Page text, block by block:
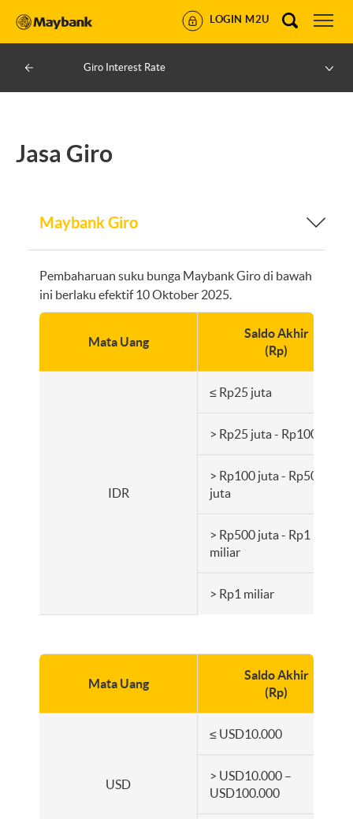
LOGIN M2U
Giro Interest Rate
Jasa Giro
Maybank Giro
Pembaharuan suku bunga Maybank Giro di bawah
ini berlaku efektif 10 Oktober 2025.
Mata Uang
Saldo Akhir
(Rp)
IDR
≤ Rp25 juta
> Rp25 juta - Rp100 juta
> Rp100 juta - Rp500
juta
> Rp500 juta - Rp1
miliar
> Rp1 miliar
Mata Uang
Saldo Akhir
(Rp)
USD
≤ USD10.000
> USD10.000 –
USD100.000